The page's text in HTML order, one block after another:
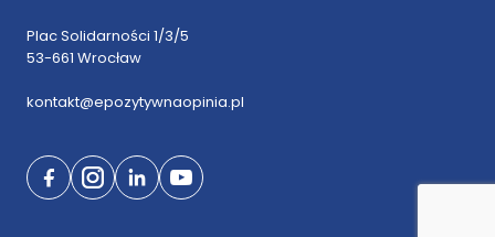
Plac Solidarności 1/3/5
53-661 Wrocław
kontakt@epozytywnaopinia.pl